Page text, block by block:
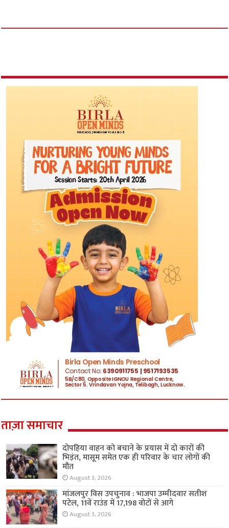
ताज़ा समाचार
दोपहिया वाहन को बचाने के प्रयास में दो कारों की
भिड़ंत, मासूम समेत एक ही परिवार के चार लोगों की
मौत
August 3, 2026
मांजलपुर विस उपचुनाव : भाजपा उम्मीदवार सतीश
पटेल, 11वें राउंड में 17,198 वोटों से आगे
August 3, 2026